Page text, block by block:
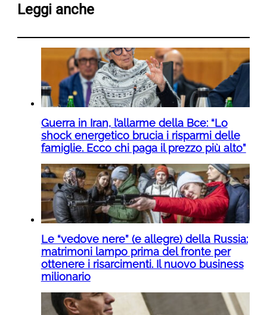
Leggi anche
Guerra in Iran, l’allarme della Bce: “Lo
shock energetico brucia i risparmi delle
famiglie. Ecco chi paga il prezzo più alto”
Le “vedove nere” (e allegre) della Russia:
matrimoni lampo prima del fronte per
ottenere i risarcimenti. Il nuovo business
milionario